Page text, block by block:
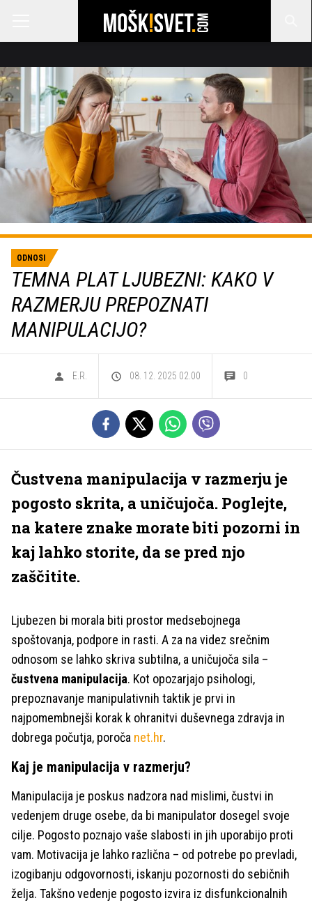
ODNOSI
TEMNA PLAT LJUBEZNI: KAKO V
RAZMERJU PREPOZNATI
MANIPULACIJO?
E.R. 08. 12. 2025 02.00 0
Čustvena manipulacija v razmerju je
pogosto skrita, a uničujoča. Poglejte,
na katere znake morate biti pozorni in
kaj lahko storite, da se pred njo
zaščitite.
Ljubezen bi morala biti prostor medsebojnega
spoštovanja, podpore in rasti. A za na videz srečnim
odnosom se lahko skriva subtilna, a uničujoča sila –
čustvena manipulacija. Kot opozarjajo psihologi,
prepoznavanje manipulativnih taktik je prvi in
najpomembnejši korak k ohranitvi duševnega zdravja in
dobrega počutja, poroča net.hr.
Kaj je manipulacija v razmerju?
Manipulacija je poskus nadzora nad mislimi, čustvi in
vedenjem druge osebe, da bi manipulator dosegel svoje
cilje. Pogosto poznajo vaše slabosti in jih uporabijo proti
vam. Motivacija je lahko različna – od potrebe po prevladi,
izogibanju odgovornosti, iskanju pozornosti do sebičnih
želja. Takšno vedenje pogosto izvira iz disfunkcionalnih